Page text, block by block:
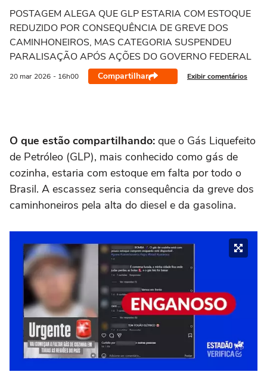
POSTAGEM ALEGA QUE GLP ESTARIA COM ESTOQUE
REDUZIDO POR CONSEQUÊNCIA DE GREVE DOS
CAMINHONEIROS, MAS CATEGORIA SUSPENDEU
PARALISAÇÃO APÓS AÇÕES DO GOVERNO FEDERAL
20 mar 2026 - 16h00 Compartilhar Exibir comentários
O que estão compartilhando: que o Gás Liquefeito
de Petróleo (GLP), mais conhecido como gás de
cozinha, estaria com estoque em falta por todo o
Brasil. A escassez seria consequência da greve dos
caminhoneiros pela alta do diesel e da gasolina.